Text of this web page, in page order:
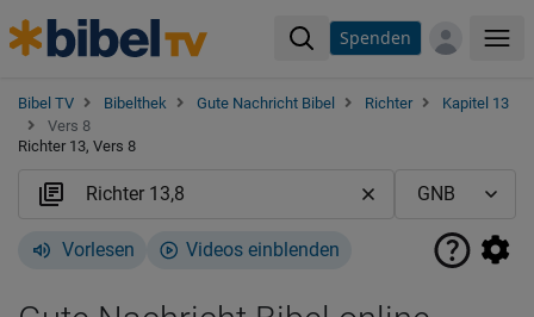
Spenden
Bibel TV Bibelthek Gute Nachricht Bibel Richter
Kapitel 13
Vers 8
Richter 13, Vers 8
Vorlesen Videos einblenden